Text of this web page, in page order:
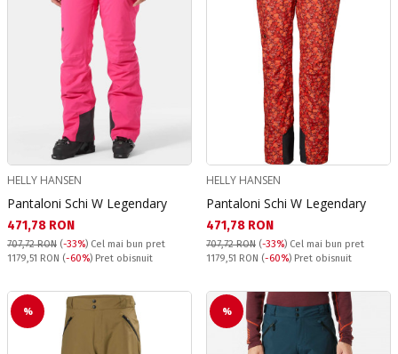
HELLY HANSEN
Pantaloni Schi W Legendary
Текуща цена:
471,78 RON
707,72 RON (-33%) Cel mai bun pret
Pret obisnuit:
1179,51 RON (-60%) Pret obisnuit
HELLY HANSEN
Pantaloni Schi W Legendary
Текуща цена:
471,78 RON
707,72 RON (-33%) Cel mai bun pret
Pret obisnuit:
1179,51 RON (-60%) Pret obisnuit
% %